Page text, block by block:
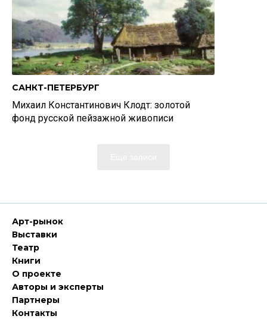
САНКТ-ПЕТЕРБУРГ
Михаил Константинович Клодт: золотой
фонд русской пейзажной живописи
Арт-рынок
Выставки
Театр
Книги
О проекте
Авторы и эксперты
Партнеры
Контакты